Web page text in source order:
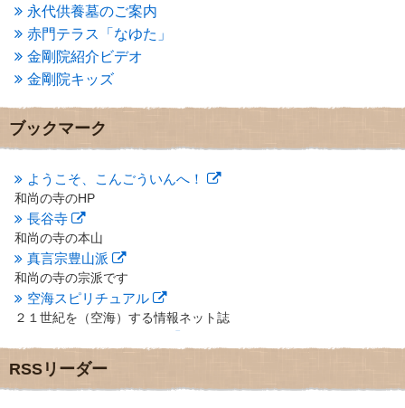
2013年5月(13)
2013年4月(1)
2013年3月 (4)
2013年2月(6)
2013年1月(6)
2012年12月(7)
2012年11月(7)
2012年10月
2012年8月
(9)
2012年7月(10)
2012年6月
2012年5月(16)
2012年4月 (16)
2012年3月(17)
2012年2月(20)
2012年1月(25)
2011年11月(28)
2011年10月(31)
2011年9月(24)
永代供養墓のご案内
赤門テラス「なゆた」
金剛院紹介ビデオ
金剛院キッズ
ブックマーク
ようこそ、こんごういんへ！
和尚の寺のHP
長谷寺
和尚の寺の本山
真言宗豊山派
和尚の寺の宗派です
空海スピリチュアル
２１世紀を（空海）する情報ネット誌
地域のライターさんです
小豆島 圓満寺
RSSリーダー